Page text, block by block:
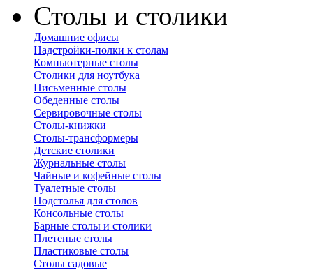
Столы и столики
Домашние офисы
Надстройки-полки к столам
Компьютерные столы
Столики для ноутбука
Письменные столы
Обеденные столы
Сервировочные столы
Столы-книжки
Столы-трансформеры
Детские столики
Журнальные столы
Чайные и кофейные столы
Туалетные столы
Подстолья для столов
Консольные столы
Барные столы и столики
Плетеные столы
Пластиковые столы
Столы садовые